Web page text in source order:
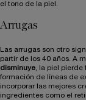
el tono de la piel.
Arrugas
Las arrugas son otro
partir de los 40 años. A
disminuye, la piel pierde
formación de líneas de
incorporar las mejores
ingredientes como el